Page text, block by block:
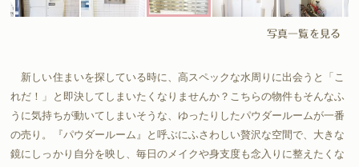
写真一覧を見る
新しい住まいを探している時に、高スペックな水周りに出会うと「こ
れだ！」と即決してしまいたくなりませんか？こちらの物件もそんなふ
うに気持ちが動いてしまいそうな、ゆったりしたパウダールームが一番
の売り。『パウダールーム』と呼ぶにふさわしい贅沢な空間で、大きな
鏡にしっかり自分を映し、毎日のメイクや身支度も念入りに整えたくな